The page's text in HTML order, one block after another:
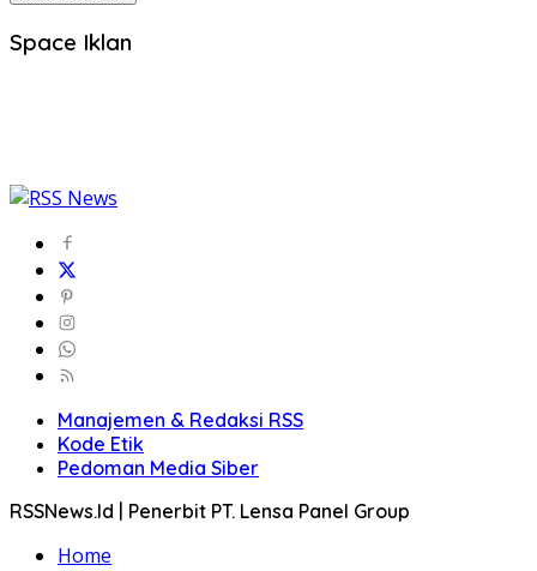
Space Iklan
Manajemen & Redaksi RSS
Kode Etik
Pedoman Media Siber
RSSNews.Id | Penerbit PT. Lensa Panel Group
Home